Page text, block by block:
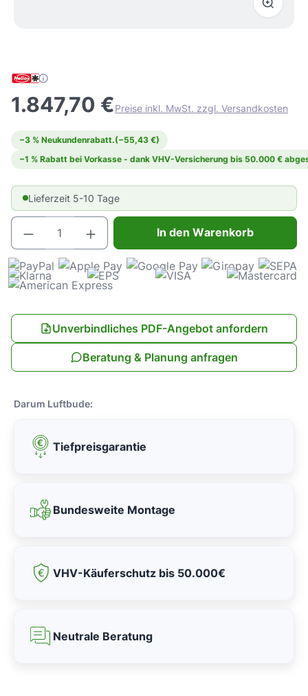
1.847,70 €Preise inkl. MwSt. zzgl. Versandkosten
−3 % Neukundenrabatt.(−55,43 €)
−1 % Rabatt bei Vorkasse - dank VHV-Versicherung bis 50.000 €
Lieferzeit 5-10 Tage
Produkt Anzahl: Gib den gewünschten
In den Warenkorb
Unverbindliches PDF-Angebot anfordern
Beratung & Planung anfragen
Darum Luftbude:
Tiefpreisgarantie
Bundesweite Montage
VHV-Käuferschutz bis 50.000€
Neutrale Beratung